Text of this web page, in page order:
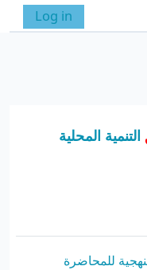
تبديل إدخال البحث
Log in
التنمية المحلية
للمحاضرة